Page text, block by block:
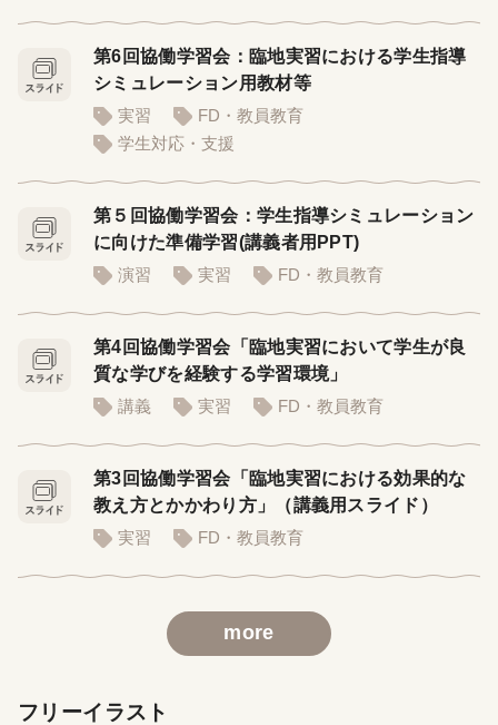
第6回協働学習会：臨地実習における学生指導
シミュレーション用教材等
実習
FD・教員教育
学生対応・支援
第５回協働学習会：学生指導シミュレーション
に向けた準備学習(講義者用PPT)
演習
実習 FD・教員教育
第4回協働学習会「臨地実習において学生が良
質な学びを経験する学習環境」
講義
実習 FD・教員教育
第3回協働学習会「臨地実習における効果的な
教え方とかかわり方」（講義用スライド）
実習
FD・教員教育
more
フリーイラスト